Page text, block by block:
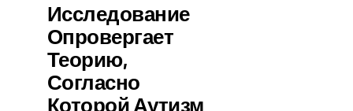
Исследование
Опровергает
Теорию,
Согласно
Которой Аутизм